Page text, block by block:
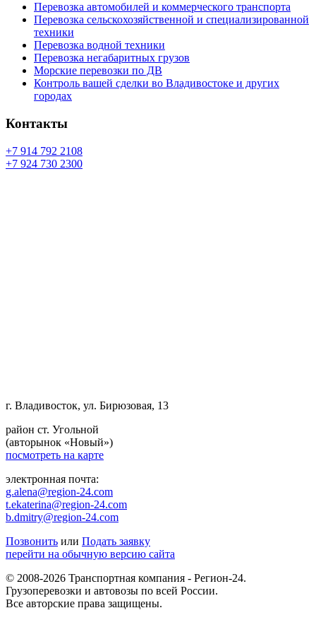
Перевозка автомобилей и коммерческого транспорта
Перевозка сельскохозяйственной и специализированной
техники
Перевозка водной техники
Перевозка негабаритных грузов
Морские перевозки по ДВ
Контроль вашей сделки во Владивостоке и других
городах
Контакты
+7 914 792 2108
+7 924 730 2300
г. Владивосток, ул. Бирюзовая, 13
район ст. Угольной
(авторынок «Новый»)
посмотреть на карте
электронная почта:
g.alena@region-24.com
t.ekaterina@region-24.com
b.dmitry@region-24.com
Позвонить или Подать заявку
перейти на обычную версию сайта
© 2008-2026 Транспортная компания - Регион-24.
Грузоперевозки и автовозы по всей России.
Все авторские права защищены.